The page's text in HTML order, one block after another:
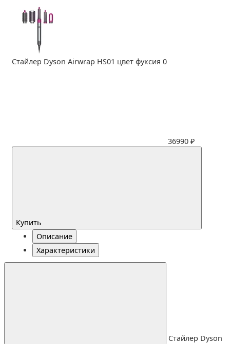
Стайлер Dyson Airwrap HS01 цвет фуксия 0
36990 ₽
Купить
Описание
Характеристики
Стайлер Dyson